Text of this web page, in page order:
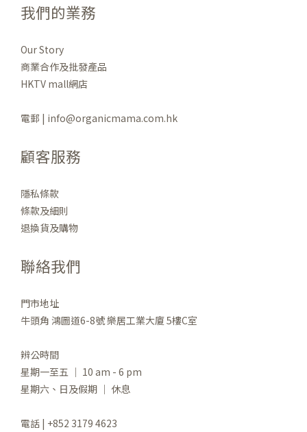
我們的業務
Our Story
商業合作及批發產品
HKTV mall網店
電郵 | info@organicmama.com.hk
顧客服務
隱私條款
條款及細則
退換貨及購物
聯絡我們
門市地址
牛頭角 鴻圖道6-8號 樂居工業大廈 5樓C室
辨公時間
星期一至五 ｜ 10 am - 6 pm
星期六、日及假期 ｜ 休息
電話 | +852 3179 4623